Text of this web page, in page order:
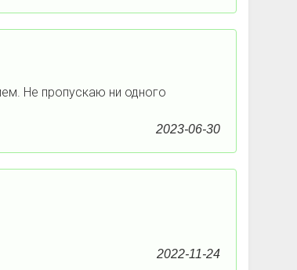
Не пропускаю ни одного
2023-06-30
2022-11-24